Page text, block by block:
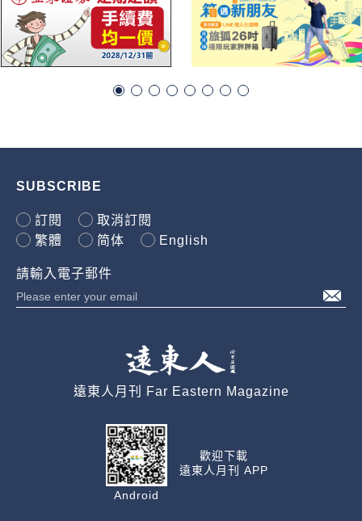
SUBSCRIBE
訂閱
取消訂閱
繁體
简体 English
請輸入電子郵件
遠東人月刊 Far Eastern Magazine
Android
歡迎下載
遠東人月刊 APP